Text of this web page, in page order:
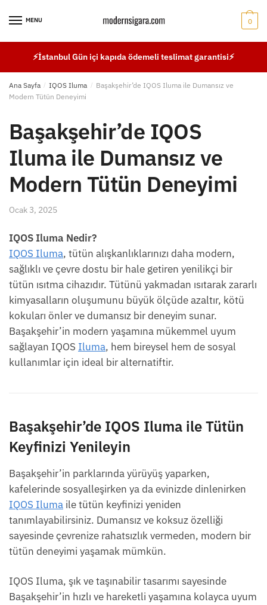
MENU 0
⚡İstanbul Gün içi kapıda ödemeli teslimat garantisi⚡
Ana Sayfa / IQOS Iluma / Başakşehir’de IQOS Iluma ile Dumansız ve
Modern Tütün Deneyimi
Başakşehir’de IQOS
Iluma ile Dumansız ve
Modern Tütün Deneyimi
Ocak 3, 2025
IQOS Iluma Nedir?
IQOS Iluma, tütün alışkanlıklarınızı daha modern,
sağlıklı ve çevre dostu bir hale getiren yenilikçi bir
tütün ısıtma cihazıdır. Tütünü yakmadan ısıtarak zararlı
kimyasalların oluşumunu büyük ölçüde azaltır, kötü
kokuları önler ve dumansız bir deneyim sunar.
Başakşehir’in modern yaşamına mükemmel uyum
sağlayan IQOS Iluma, hem bireysel hem de sosyal
kullanımlar için ideal bir alternatiftir.
Başakşehir’de IQOS Iluma ile Tütün
Keyfinizi Yenileyin
Başakşehir’in parklarında yürüyüş yaparken,
kafelerinde sosyalleşirken ya da evinizde dinlenirken
IQOS Iluma ile tütün keyfinizi yeniden
tanımlayabilirsiniz. Dumansız ve koksuz özelliği
sayesinde çevrenize rahatsızlık vermeden, modern bir
tütün deneyimi yaşamak mümkün.
IQOS Iluma, şık ve taşınabilir tasarımı sayesinde
Başakşehir’in hızlı ve hareketli yaşamına kolayca uyum